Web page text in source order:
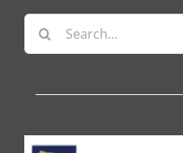
Search
for: